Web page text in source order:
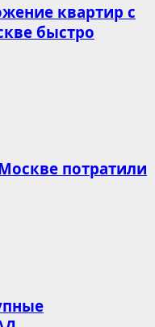
квартир с
быстро
потратили